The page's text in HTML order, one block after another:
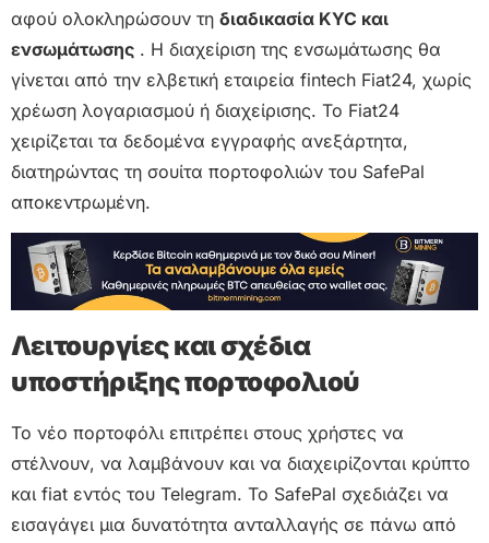
αφού ολοκληρώσουν τη διαδικασία KYC και
ενσωμάτωσης . Η διαχείριση της ενσωμάτωσης θα
γίνεται από την ελβετική εταιρεία fintech Fiat24, χωρίς
χρέωση λογαριασμού ή διαχείρισης. Το Fiat24
χειρίζεται τα δεδομένα εγγραφής ανεξάρτητα,
διατηρώντας τη σουίτα πορτοφολιών του SafePal
αποκεντρωμένη.
Λειτουργίες και σχέδια
υποστήριξης πορτοφολιού
Το νέο πορτοφόλι επιτρέπει στους χρήστες να
στέλνουν, να λαμβάνουν και να διαχειρίζονται κρύπτο
και fiat εντός του Telegram. Το SafePal σχεδιάζει να
εισαγάγει μια δυνατότητα ανταλλαγής σε πάνω από